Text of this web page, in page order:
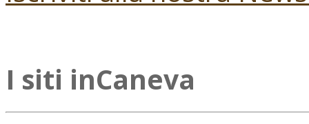
I siti inCaneva